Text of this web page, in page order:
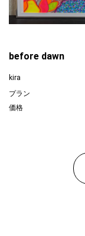
before dawn
kira
プラン
価格